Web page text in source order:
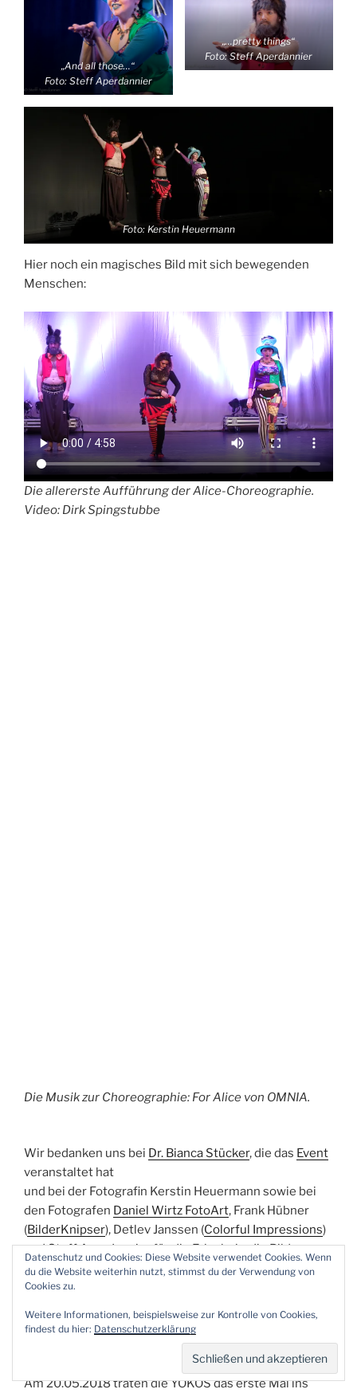
„And all those…“
Foto: Steff Aperdannier
„…pretty things“
Foto: Steff Aperdannier
Foto: Kerstin Heuermann
Hier noch ein magisches Bild mit sich bewegenden
Menschen:
Die allererste Aufführung der Alice-Choreographie.
Video: Dirk Spingstubbe
Die Musik zur Choreographie: For Alice von OMNIA.
Wir bedanken uns bei Dr. Bianca Stücker, die das Event
veranstaltet hat
und bei der Fotografin Kerstin Heuermann sowie bei
den Fotografen Daniel Wirtz FotoArt, Frank Hübner
(BilderKnipser), Detlev Janssen (Colorful Impressions)
undSteff Aperdannierfür die Erlaubnis, die Bilder zu
veröffentlichen.
VERÖFFENTLICHT
3. FEBRUAR 2019
Am 20.05.2018 traten die YOKOS das erste Mal ins
Datenschutz und Cookies: Diese Website verwendet Cookies. Wenn
du die Website weiterhin nutzt, stimmst du der Verwendung von
Cookies zu.
Weitere Informationen, beispielsweise zur Kontrolle von Cookies,
findest du hier: Datenschutzerklärung